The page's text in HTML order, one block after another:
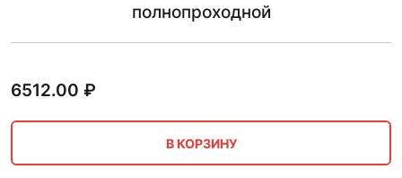
полнопроходной
6512.00 ₽
В КОРЗИНУ